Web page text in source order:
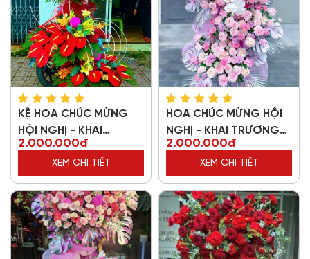
KỆ HOA CHÚC MỪNG
HỘI NGHỊ - KHAI
TRƯƠNG 57852
2.000.000đ
XEM CHI TIẾT
HOA CHÚC MỪNG HỘI
NGHỊ - KHAI TRƯƠNG
39781
2.000.000đ
XEM CHI TIẾT